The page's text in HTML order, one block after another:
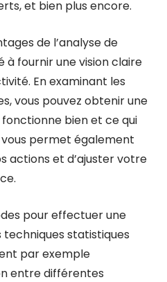
et bien plus encore.
de l’analyse de
à fournir une vision claire
En examinant les
vous pouvez obtenir une
bien et ce qui
permet également
actions et d’ajuster votre
pour effectuer une
techniques statistiques
par exemple
entre différentes